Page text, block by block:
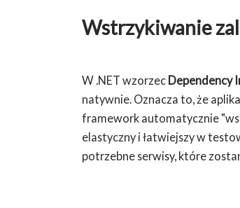
Wstrzykiwanie
W .NET wzorzec Dependency
natywnie. Oznacza to, że
framework automatycznie
elastyczny i łatwiejszy w
potrzebne serwisy, które